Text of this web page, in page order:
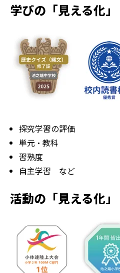
学びの「見える化」
探究学習の評価
単元・教科
習熟度
自主学習 など
活動の「見える化」